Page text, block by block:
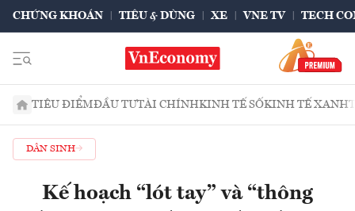
CHỨNG KHOÁN TIÊU & DÙNG XE VNE TV TECH
TIÊU ĐIỂMĐẦU TƯTÀI CHÍNHKINH TẾ SỐKINH TẾ XANH
DÂN SINH
Kế hoạch “lót tay” và “thông